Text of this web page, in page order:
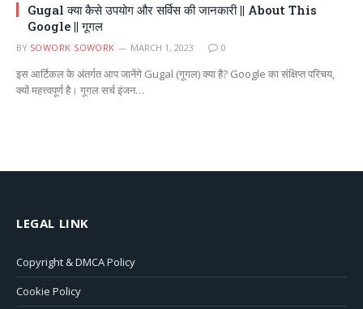
Gugal क्या कैसे उपयोग और सर्विस की जानकारी || About This
Google || गूगल
BY SOWORK SOWORK MARCH 1, 2023 0
इस आर्टिकल के अंतर्गत आप जानेंगे Gugal (गूगल) क्या है? Google का संक्षिप्त परिचय,
क्यों महत्त्वपूर्ण है। गूगल सर्च इंजन…
LEGAL LINK
Copyright & DMCA Policy
Cookie Policy